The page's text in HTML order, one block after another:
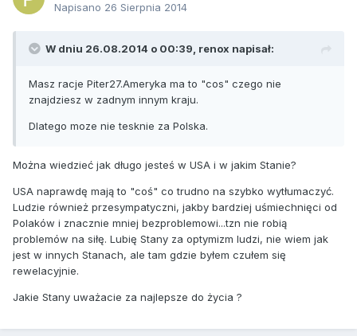
Napisano 26 Sierpnia 2014
W dniu 26.08.2014 o 00:39, renox napisał:
Masz racje Piter27.Ameryka ma to "cos" czego nie
znajdziesz w zadnym innym kraju.
Dlatego moze nie tesknie za Polska.
Można wiedzieć jak długo jesteś w USA i w jakim Stanie?
USA naprawdę mają to "coś" co trudno na szybko wytłumaczyć.
Ludzie również przesympatyczni, jakby bardziej uśmiechnięci od
Polaków i znacznie mniej bezproblemowi...tzn nie robią
problemów na siłę. Lubię Stany za optymizm ludzi, nie wiem jak
jest w innych Stanach, ale tam gdzie byłem czułem się
rewelacyjnie.
Jakie Stany uważacie za najlepsze do życia ?